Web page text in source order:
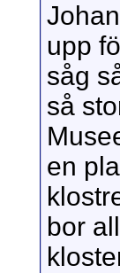
upp
såg
så
en
bor